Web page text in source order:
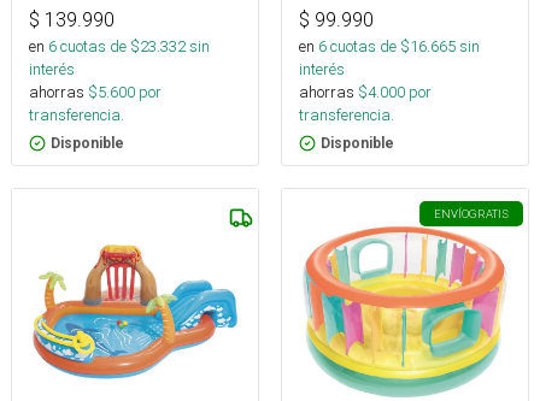
$ 139.990
en 6cuotas de $23.332sin
interés
ahorras $5.600 por
transferencia.
Disponible
$ 99.990
en 6cuotas de $16.665sin
interés
ahorras $4.000 por
transferencia.
Disponible
ENVÍOGRATIS